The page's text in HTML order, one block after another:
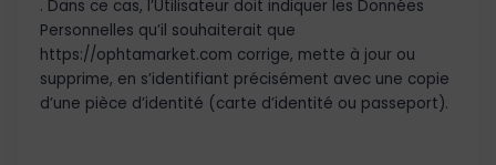
. Dans ce cas, l’Utilisateur doit indiquer les Données
Personnelles qu’il souhaiterait que
https://ophtamarket.com corrige, mette à jour ou
supprime, en s’identifiant précisément avec une copie
d’une pièce d’identité (carte d’identité ou passeport).